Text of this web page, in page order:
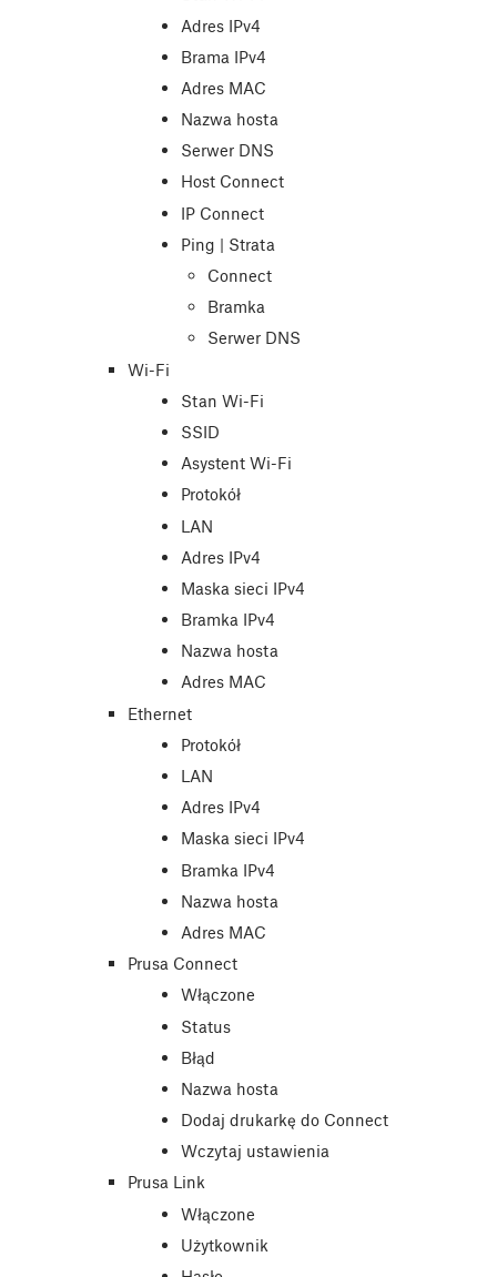
Adres IPv4
Brama IPv4
Adres MAC
Nazwa hosta
Serwer DNS
Host Connect
IP Connect
Ping | Strata
Connect
Bramka
Serwer DNS
Wi-Fi
Stan Wi-Fi
SSID
Asystent Wi-Fi
Protokół
LAN
Adres IPv4
Maska sieci IPv4
Bramka IPv4
Nazwa hosta
Adres MAC
Ethernet
Protokół
LAN
Adres IPv4
Maska sieci IPv4
Bramka IPv4
Nazwa hosta
Adres MAC
Prusa Connect
Włączone
Status
Błąd
Nazwa hosta
Dodaj drukarkę do Connect
Wczytaj ustawienia
Prusa Link
Włączone
Użytkownik